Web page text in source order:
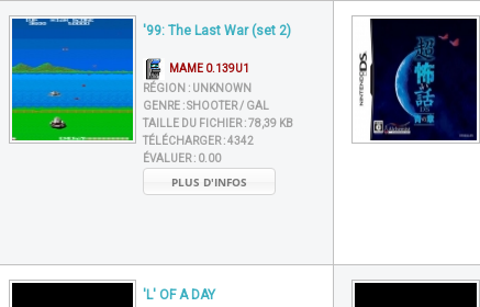
'99: The Last War (set 2)
MAME 0.139U1
RÉGION : UNKNOWN
GENRE :SHOOTER / GAL
TAILLE DU FICHIER :78,39 KB
TÉLÉCHARGER :4342
ÉVALUER : 0.00
PLUS D'INFOS
'L' OF A DAY